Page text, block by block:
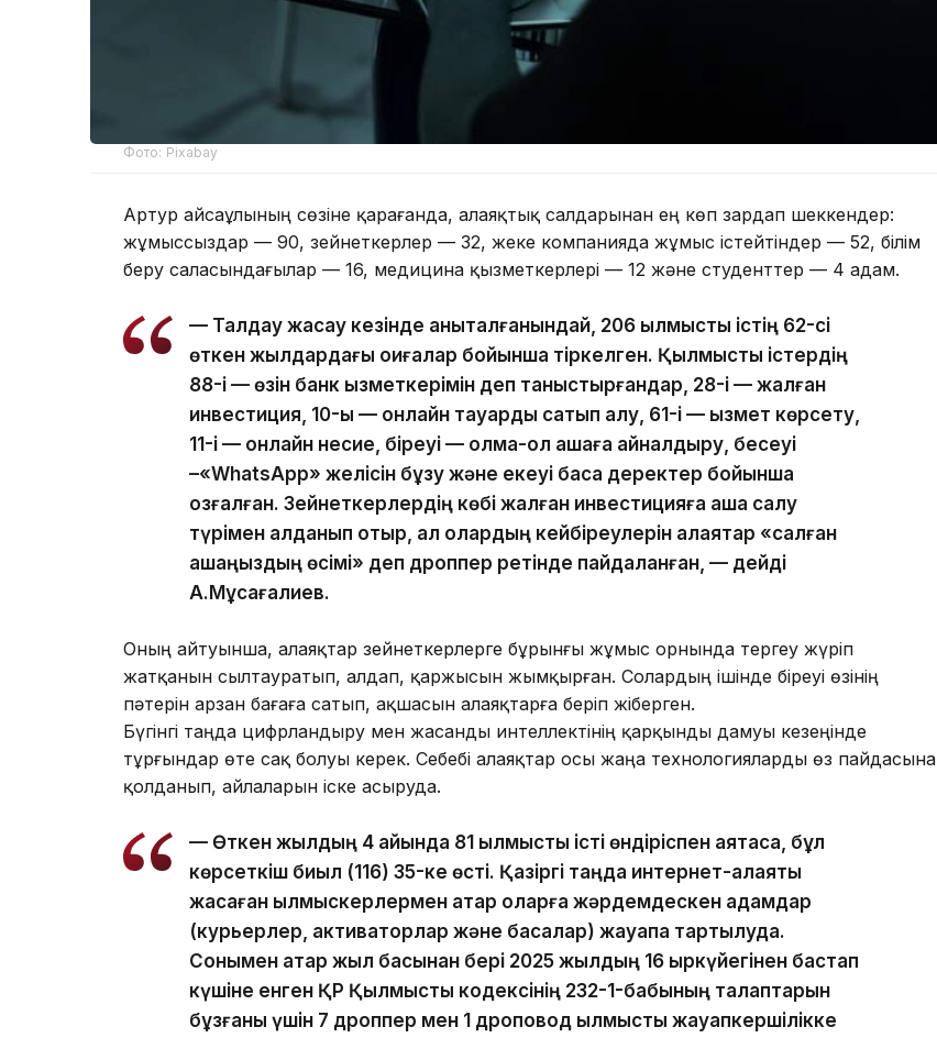
Фото: Pixabay
Артур Ғайсаұлының сөзіне қарағанда, алаяқтық салдарынан ең көп зардап шеккендер:
жұмыссыздар — 90, зейнеткерлер — 32, жеке компанияда жұмыс істейтіндер — 52, білім
беру саласындағылар — 16, медицина қызметкерлері — 12 және студенттер — 4 адам.
— Талдау жасау кезінде анықталғанындай, 206 қылмыстық істің 62-сі
өткен жылдардағы оқиғалар бойынша тіркелген. Қылмыстық істердің
88-і — өзін банк қызметкерімін деп таныстырғандар, 28-і — жалған
инвестиция, 10-ы — онлайн тауарды сатып алу, 61-і — қызмет көрсету,
11-і — онлайн несие, біреуі — қолма-қол ақшаға айналдыру, бесеуі
–«WhatsApp» желісін бұзу және екеуі басқа деректер бойынша
қозғалған. Зейнеткерлердің көбі жалған инвестицияға ақша салу
түрімен алданып отыр, ал олардың кейбіреулерін алаяқтар «салған
ақшаңыздың өсімі» деп дроппер ретінде пайдаланған, — дейді
А.Мұсағалиев.
Оның айтуынша, алаяқтар зейнеткерлерге бұрынғы жұмыс орнында тергеу жүріп
жатқанын сылтауратып, алдап, қаржысын жымқырған. Солардың ішінде біреуі өзінің
пәтерін арзан бағаға сатып, ақшасын алаяқтарға беріп жіберген.
Бүгінгі таңда цифрландыру мен жасанды интеллектінің қарқынды дамуы кезеңінде
тұрғындар өте сақ болуы керек. Себебі алаяқтар осы жаңа технологияларды өз пайдасына
қолданып, айлаларын іске асыруда.
— Өткен жылдың 4 айында 81 қылмыстық істі өндіріспен аяқтасақ, бұл
көрсеткіш биыл (116) 35-ке өсті. Қазіргі таңда интернет-алаяқтық
жасаған қылмыскерлермен қатар оларға жәрдемдескен адамдар
(курьерлер, активаторлар және басқалар) жауапқа тартылуда.
Сонымен қатар жыл басынан бері 2025 жылдың 16 қыркүйегінен бастап
күшіне енген ҚР Қылмыстық кодексінің 232-1-бабының талаптарын
бұзғаны үшін 7 дроппер мен 1 дроповод қылмыстық жауапкершілікке